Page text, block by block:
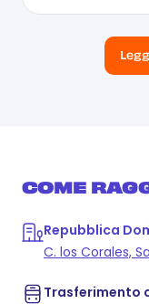
COME
Repubblica
C. los Corales,
Trasferimento